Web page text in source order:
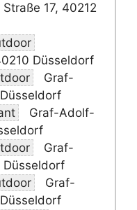
17, 40212
Düsseldorf
Graf-
Graf-Adolf-
Graf-
Düsseldorf
Graf-